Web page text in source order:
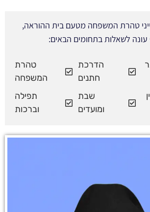
טהרת המשפחה מטעם בית ההוראה,
עונה לשאלות בתחומים הבאים:
הדרכת
חתנים
טהרת
המשפחה
שבת
ומועדים
תפילה
וברכות